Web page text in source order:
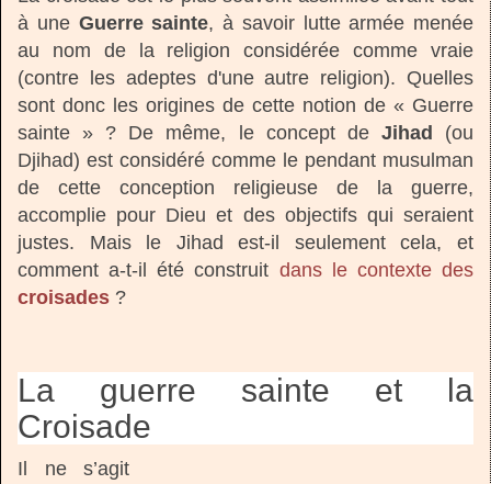
à une Guerre sainte, à savoir lutte armée menée
au nom de la religion considérée comme vraie
(contre les adeptes d'une autre religion). Quelles
sont donc les origines de cette notion de « Guerre
sainte » ? De même, le concept de Jihad
(ou
Djihad) est considéré comme le pendant musulman
de cette conception religieuse de la guerre,
accomplie pour Dieu et des objectifs qui seraient
justes. Mais le Jihad est-il seulement cela, et
comment a-t-il été construit dans le contexte des
croisades ?
La guerre sainte et la
Croisade
Il ne s’agit